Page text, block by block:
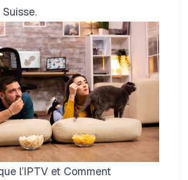
l’IPTV et Comment